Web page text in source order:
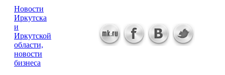
Новости
Иркутска
и
Иркутской
области,
новости
бизнеса